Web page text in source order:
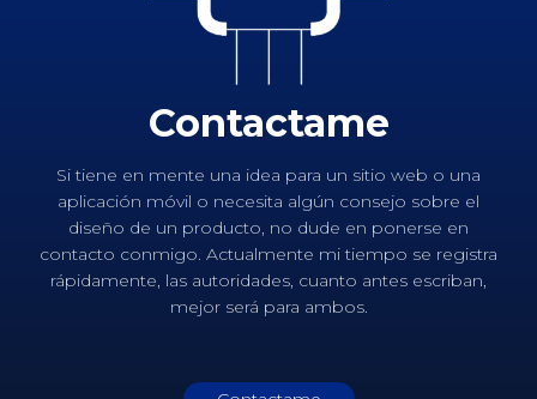
Contactame
Si tiene en mente una idea para un sitio web o una
aplicación móvil o necesita algún consejo sobre el
diseño de un producto, no dude en ponerse en
contacto conmigo. Actualmente mi tiempo se registra
rápidamente, las autoridades, cuanto antes escriban,
mejor será para ambos.